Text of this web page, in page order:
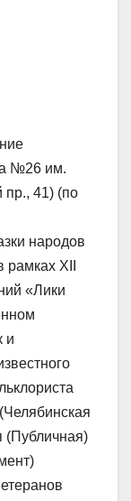
№26 им.
пр., 41) (по
народов
XII
«Лики
и
(Публичная)